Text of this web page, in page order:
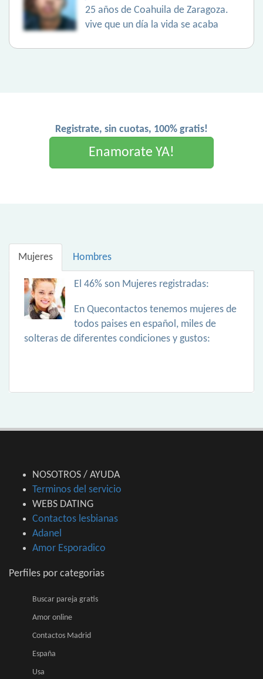
25 años de Coahuila de Zaragoza.
vive que un día la vida se acaba
Registrate, sin cuotas, 100% gratis!
Enamorate YA!
Mujeres Hombres
El 46% son Mujeres registradas:
En Quecontactos tenemos mujeres de
todos paises en español, miles de
solteras de diferentes condiciones y gustos:
NOSOTROS / AYUDA
Terminos del servicio
WEBS DATING
Contactos lesbianas
Adanel
Amor Esporadico
Perfiles por categorias
Buscar pareja gratis
Amor online
Contactos Madrid
España
Usa